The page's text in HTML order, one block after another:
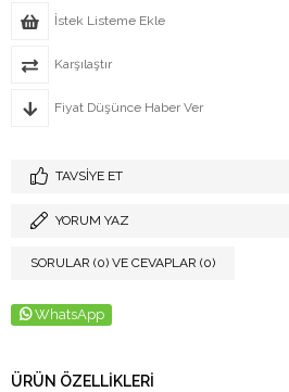
İstek Listeme Ekle
Karşılaştır
Fiyat Düşünce Haber Ver
TAVSIYE ET
YORUM YAZ
SORULAR (0) VE CEVAPLAR (0)
WhatsApp
ÜRÜN ÖZELLIKLERI